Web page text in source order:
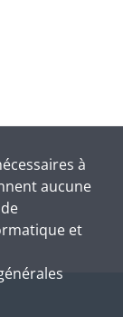
à
aucune
et